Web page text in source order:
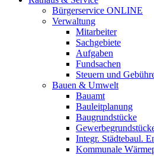
Bürgerservice ONLINE
Verwaltung
Mitarbeiter
Sachgebiete
Aufgaben
Fundsachen
Steuern und
Bauen & Umwelt
Bauamt
Bauleitplanung
Baugrundstücke
Integr. Städtebaul.
Kommunale